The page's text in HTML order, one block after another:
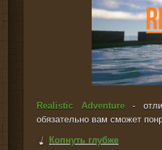
Realistic Adventure-
обязательно вам сможет
Копнуть глубже